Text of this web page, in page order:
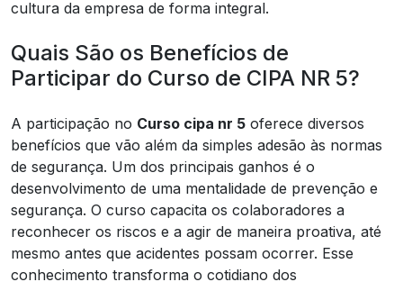
cultura da empresa de forma integral.
Quais São os Benefícios de
Participar do Curso de CIPA NR 5?
A participação no Curso cipa nr 5 oferece diversos
benefícios que vão além da simples adesão às normas
de segurança. Um dos principais ganhos é o
desenvolvimento de uma mentalidade de prevenção e
segurança. O curso capacita os colaboradores a
reconhecer os riscos e a agir de maneira proativa, até
mesmo antes que acidentes possam ocorrer. Esse
conhecimento transforma o cotidiano dos